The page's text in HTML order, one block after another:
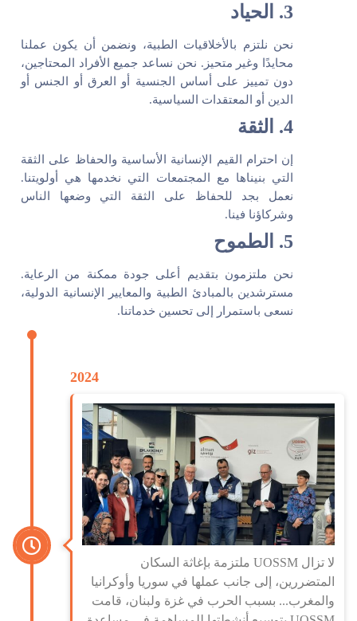
3. الحياد
نحن نلتزم بالأخلاقيات الطبية، ونضمن أن يكون عملنا
محايدًا وغير متحيز. نحن نساعد جميع الأفراد المحتاجين،
دون تمييز على أساس الجنسية أو العرق أو الجنس أو
الدين أو المعتقدات السياسية.
4. الثقة
إن احترام القيم الإنسانية الأساسية والحفاظ على الثقة
التي بنيناها مع المجتمعات التي نخدمها هي أولويتنا.
نعمل بجد للحفاظ على الثقة التي وضعها الناس
وشركاؤنا فينا.
5. الطموح
نحن ملتزمون بتقديم أعلى جودة ممكنة من الرعاية.
مسترشدين بالمبادئ الطبية والمعايير الإنسانية الدولية،
نسعى باستمرار إلى تحسين خدماتنا.
2024
لا تزال UOSSM ملتزمة بإغاثة السكان
المتضررين، إلى جانب عملها في سوريا وأوكرانيا
والمغرب... بسبب الحرب في غزة ولبنان، قامت